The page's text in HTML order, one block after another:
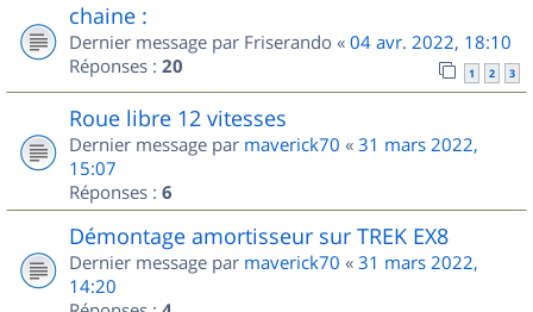
chaine :
Dernier message par Friserando « 04 avr. 2022, 18:10
Réponses : 20 1 2 3
Roue libre 12 vitesses
Dernier message par maverick70 « 31 mars 2022,
15:07
Réponses : 6
Démontage amortisseur sur TREK EX8
Dernier message par maverick70 « 31 mars 2022,
14:20